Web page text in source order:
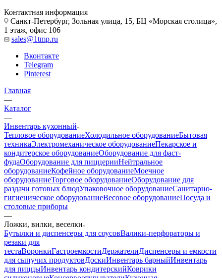
Контактная информация
Санкт-Петербург, Зольная улица, 15, БЦ «Морская столица»,
1 этаж, офис 106
sales@1tmp.ru
Вконтакте
Telegram
Pinterest
Главная
—
Каталог
—
Инвентарь кухонный
Тепловое оборудованиеХолодильное оборудованиеБытовая
техникаЭлектромеханическое оборудованиеПекарское и
кондитерское оборудованиеОборудование для фаст-
фудаОборудование для пиццерииНейтральное
оборудованиеКофейное оборудованиеМоечное
оборудованиеТорговое оборудованиеОборудование для
раздачи готовых блюдУпаковочное оборудованиеСанитарно-
гигиеническое оборудованиеВесовое оборудованиеПосуда и
столовые приборы
—
Ложки, вилки, веселки
Бутылки и диспенсеры для соусовВалики-перфораторы и
резаки для
тестаВоронкиГастроемкостиДержателиДиспенсеры и емкости
для сыпучих продуктовДоскиИнвентарь барныйИнвентарь
для пиццыИнвентарь кондитерскийКоврики